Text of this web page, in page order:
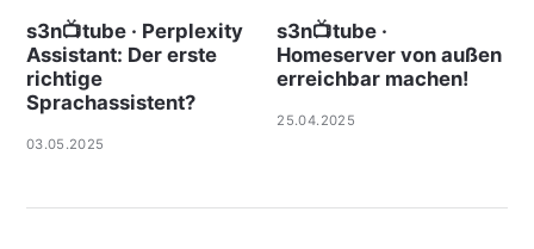
s3n📺tube · Perplexity
Assistant: Der erste
richtige
Sprachassistent?
03.05.2025
s3n📺tube ·
Homeserver von außen
erreichbar machen!
25.04.2025